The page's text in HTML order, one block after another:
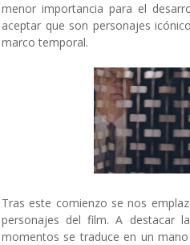
menor importancia para el
aceptar que son personajes
marco temporal.
Tras este comienzo se nos
personajes del film. A destacar
momentos se traduce en un